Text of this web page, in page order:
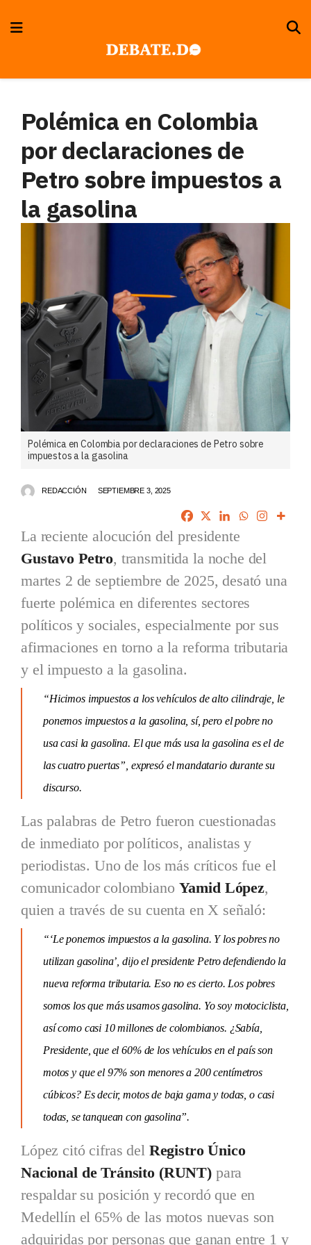
Polémica en Colombia
por declaraciones de
Petro sobre impuestos a
la gasolina
Polémica en Colombia por declaraciones de Petro sobre
impuestos a la gasolina
REDACCIÓN SEPTIEMBRE 3, 2025
La reciente alocución del presidente
Gustavo Petro, transmitida la noche del
martes 2 de septiembre de 2025, desató una
fuerte polémica en diferentes sectores
políticos y sociales, especialmente por sus
afirmaciones en torno a la reforma tributaria
y el impuesto a la gasolina.
“Hicimos impuestos a los vehículos de alto cilindraje, le
ponemos impuestos a la gasolina, sí, pero el pobre no
usa casi la gasolina. El que más usa la gasolina es el de
las cuatro puertas”, expresó el mandatario durante su
discurso.
Las palabras de Petro fueron cuestionadas
de inmediato por políticos, analistas y
periodistas. Uno de los más críticos fue el
comunicador colombiano Yamid López,
quien a través de su cuenta en X señaló:
“‘Le ponemos impuestos a la gasolina. Y los pobres no
utilizan gasolina’, dijo el presidente Petro defendiendo la
nueva reforma tributaria. Eso no es cierto. Los pobres
somos los que más usamos gasolina. Yo soy motociclista,
así como casi 10 millones de colombianos. ¿Sabía,
Presidente, que el 60% de los vehículos en el país son
motos y que el 97% son menores a 200 centímetros
cúbicos? Es decir, motos de baja gama y todas, o casi
todas, se tanquean con gasolina”.
López citó cifras del Registro Único
Nacional de Tránsito (RUNT)para
respaldar su posición y recordó que en
Medellín el 65% de las motos nuevas son
adquiridas por personas que ganan entre 1 y